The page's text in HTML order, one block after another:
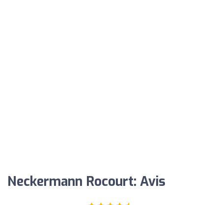
Neckermann Rocourt: Avis